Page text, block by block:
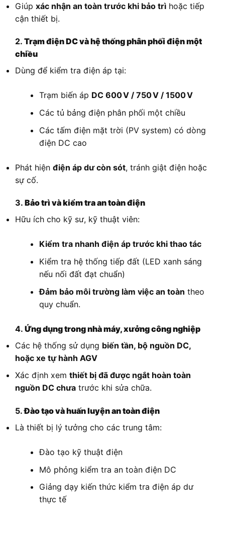
Giúp xác nhận an toàn trước khi bảo trì hoặc tiếp
cận thiết bị.
2. Trạm điện DC và hệ thống phân phối điện một
chiều
Dùng để kiểm tra điện áp tại:
Trạm biến áp DC 600 V / 750 V / 1500 V
Các tủ bảng điện phân phối một chiều
Các tấm điện mặt trời (PV system) có dòng
điện DC cao
Phát hiện điện áp dư còn sót, tránh giật điện hoặc
sự cố.
3. Bảo trì và kiểm tra an toàn điện
Hữu ích cho kỹ sư, kỹ thuật viên:
Kiểm tra nhanh điện áp trước khi thao tác
Kiểm tra hệ thống tiếp đất (LED xanh sáng
nếu nối đất đạt chuẩn)
Đảm bảo môi trường làm việc an toàn theo
quy chuẩn.
4. Ứng dụng trong nhà máy, xưởng công nghiệp
Các hệ thống sử dụng biến tần, bộ nguồn DC,
hoặc xe tự hành AGV
Xác định xem thiết bị đã được ngắt hoàn toàn
nguồn DC chưa trước khi sửa chữa.
5.Đào tạo và huấn luyện an toàn điện
Là thiết bị lý tưởng cho các trung tâm:
Đào tạo kỹ thuật điện
Mô phỏng kiểm tra an toàn điện DC
Giảng dạy kiến thức kiểm tra điện áp dư
thực tế